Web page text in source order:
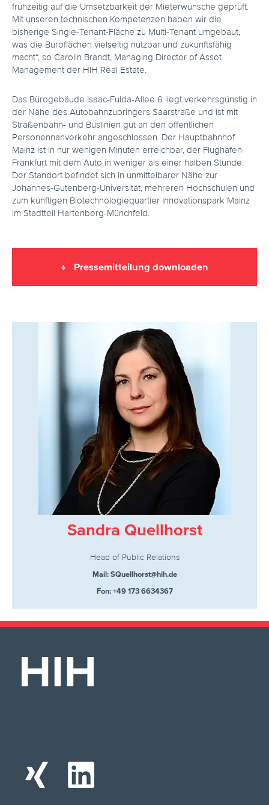
frühzeitig auf die Umsetzbarkeit der Mieterwünsche geprüft.
Mit unseren technischen Kompetenzen haben wir die
bisherige Single-Tenant-Fläche zu Multi-Tenant umgebaut,
was die Büroflächen vielseitig nutzbar und zukunftsfähig
macht“, so Carolin Brandt, Managing Director of Asset
Management der HIH Real Estate.
Das Bürogebäude Isaac-Fulda-Allee 6 liegt verkehrsgünstig in
der Nähe des Autobahnzubringers Saarstraße und ist mit
Straßenbahn- und Buslinien gut an den öffentlichen
Personennahverkehr angeschlossen. Der Hauptbahnhof
Mainz ist in nur wenigen Minuten erreichbar, der Flughafen
Frankfurt mit dem Auto in weniger als einer halben Stunde.
Der Standort befindet sich in unmittelbarer Nähe zur
Johannes-Gutenberg-Universität, mehreren Hochschulen und
zum künftigen Biotechnologiequartier Innovationspark Mainz
im Stadtteil Hartenberg-Münchfeld.
↓ Pressemitteilung downloaden
Sandra Quellhorst
Head of Public Relations
Mail: SQuellhorst@hih.de
Fon: +49 173 6634367
X
L